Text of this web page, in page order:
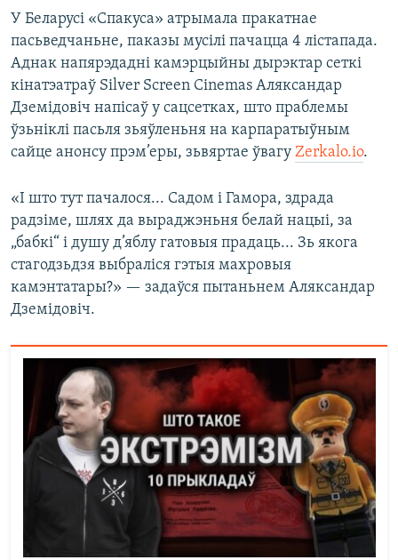
У Беларусі «Спакуса» атрымала пракатнае
пасьведчаньне, паказы мусілі пачацца 4 лістапада.
Аднак напярэдадні камэрцыйны дырэктар сеткі
кінатэатраў Silver Screen Cinemas Аляксандар
Дземідовіч напісаў у сацсетках, што праблемы
ўзьніклі пасьля зьяўленьня на карпаратыўным
сайце анонсу прэм’еры, зьвяртае ўвагу Zerkalo.io.
«І што тут пачалося... Садом і Гамора, здрада
радзіме, шлях да выраджэньня белай нацыі, за
„бабкі“ і душу д’яблу гатовыя прадаць... Зь якога
стагодзьдзя выбраліся гэтыя махровыя
камэнтатары?» — задаўся пытаньнем Аляксандар
Дземідовіч.